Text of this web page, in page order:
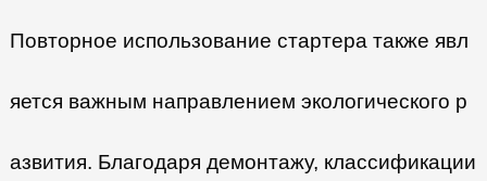
Повторное использование стартера также явл
яется важным направлением экологического р
азвития. Благодаря демонтажу, классификации